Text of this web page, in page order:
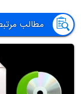
مطالب